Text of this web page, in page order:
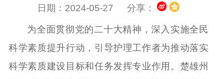
日期：2024-05-27
分享：
为全面贯彻党的二十大精神，深入实施全民
科学素质提升行动，引导护理工作者为推动落实
科学素质建设目标和任务发挥专业作用。楚雄州